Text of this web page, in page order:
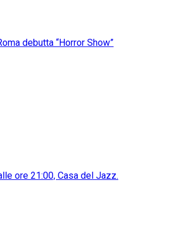
debutta “Horror Show”
ore 21:00, Casa del Jazz.